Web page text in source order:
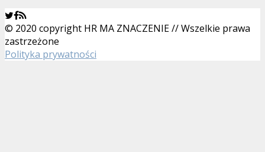
© 2020 copyright HR MA ZNACZENIE // Wszelkie prawa
zastrzeżone
Polityka prywatności